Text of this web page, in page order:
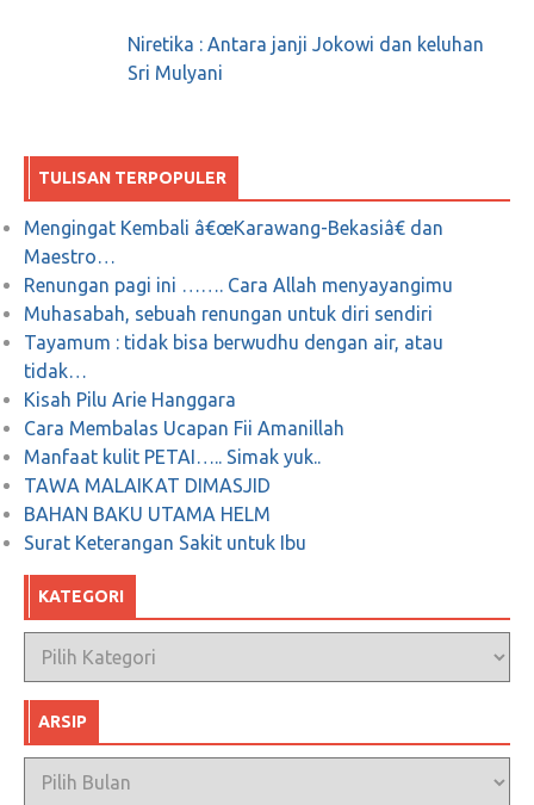
Juli 10, 2019 0
Kunci menikmati kopi bukanlah seberapa
bagus cangkirnya, tetapi seberapa bagus
kualitas kopinya…”
Februari 2, 2018
Felix Siauw Bongkar Adanya Teror Lain yang
Lebih Menakutkan, Teror dari Orang yang Tak
Mei 15, 2018 0
Niretika : Antara janji Jokowi dan keluhan
Sri Mulyani
TULISAN TERPOPULER
Mengingat Kembali â€œKarawang-Bekasiâ€ dan
Maestro…
Renungan pagi ini ……. Cara Allah menyayangimu
Muhasabah, sebuah renungan untuk diri sendiri
Tayamum : tidak bisa berwudhu dengan air, atau
tidak…
Kisah Pilu Arie Hanggara
Cara Membalas Ucapan Fii Amanillah
Manfaat kulit PETAI….. Simak yuk..
TAWA MALAIKAT DIMASJID
BAHAN BAKU UTAMA HELM
Surat Keterangan Sakit untuk Ibu
KATEGORI
Kategori
ARSIP
Arsip